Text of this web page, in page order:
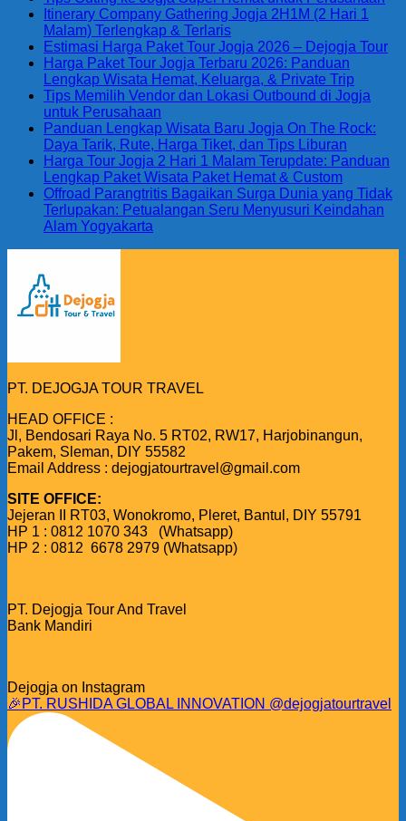
Itinerary Company Gathering Jogja 2H1M (2 Hari 1
Malam) Terlengkap & Terlaris
Estimasi Harga Paket Tour Jogja 2026 – Dejogja Tour
Harga Paket Tour Jogja Terbaru 2026: Panduan
Lengkap Wisata Hemat, Keluarga, & Private Trip
Tips Memilih Vendor dan Lokasi Outbound di Jogja
untuk Perusahaan
Panduan Lengkap Wisata Baru Jogja On The Rock:
Daya Tarik, Rute, Harga Tiket, dan Tips Liburan
Harga Tour Jogja 2 Hari 1 Malam Terupdate: Panduan
Lengkap Paket Wisata Paket Hemat & Custom
Offroad Parangtritis Bagaikan Surga Dunia yang Tidak
Terlupakan: Petualangan Seru Menyusuri Keindahan
Alam Yogyakarta
PT. DEJOGJA TOUR TRAVEL
HEAD OFFICE :
Jl, Bendosari Raya No. 5 RT02, RW17, Harjobinangun,
Pakem, Sleman, DIY 55582
Email Address : dejogjatourtravel@gmail.com
SITE OFFICE:
Jejeran II RT03, Wonokromo, Pleret, Bantul, DIY 55791
HP 1 : 0812 1070 343 (Whatsapp)
HP 2 : 0812 6678 2979 (Whatsapp)
PT. Dejogja Tour And Travel
Bank Mandiri
Dejogja on Instagram
🎉PT. RUSHIDA GLOBAL INNOVATION @dejogjatourtravel